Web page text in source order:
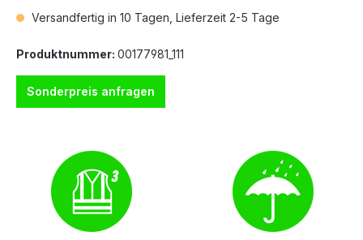
Versandfertig in 10 Tagen, Lieferzeit 2-5 Tage
Produktnummer: 00177981_111
Sonderpreis anfragen